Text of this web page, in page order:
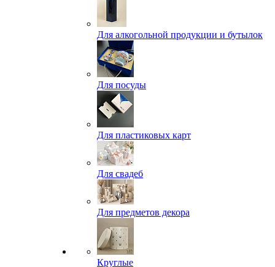
Для алкогольной продукции и бутылок
Для посуды
Для пластиковых карт
Для свадеб
Для предметов декора
Круглые